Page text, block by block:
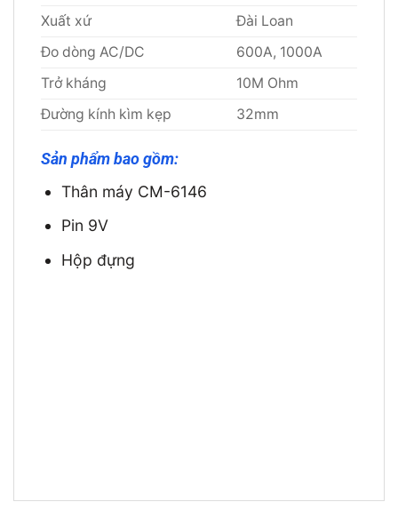
Xuất xứ
Đài Loan
Đo dòng AC/DC
600A, 1000A
Trở kháng
10M Ohm
Đường kính kìm kẹp
32mm
Sản phẩm bao gồm:
Thân máy CM-6146
Pin 9V
Hộp đựng